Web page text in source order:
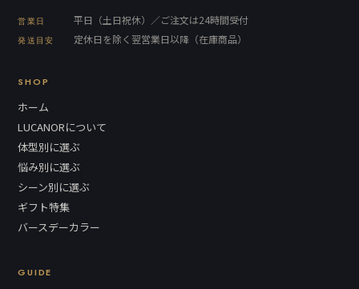
営業日 平日（土日祝休）／ご注文は24時間受付
発送目安 定休日を除く翌営業日以降（在庫商品）
SHOP
ホーム
LUCANORについて
体型別に選ぶ
悩み別に選ぶ
シーン別に選ぶ
ギフト特集
バースデーカラー
GUIDE